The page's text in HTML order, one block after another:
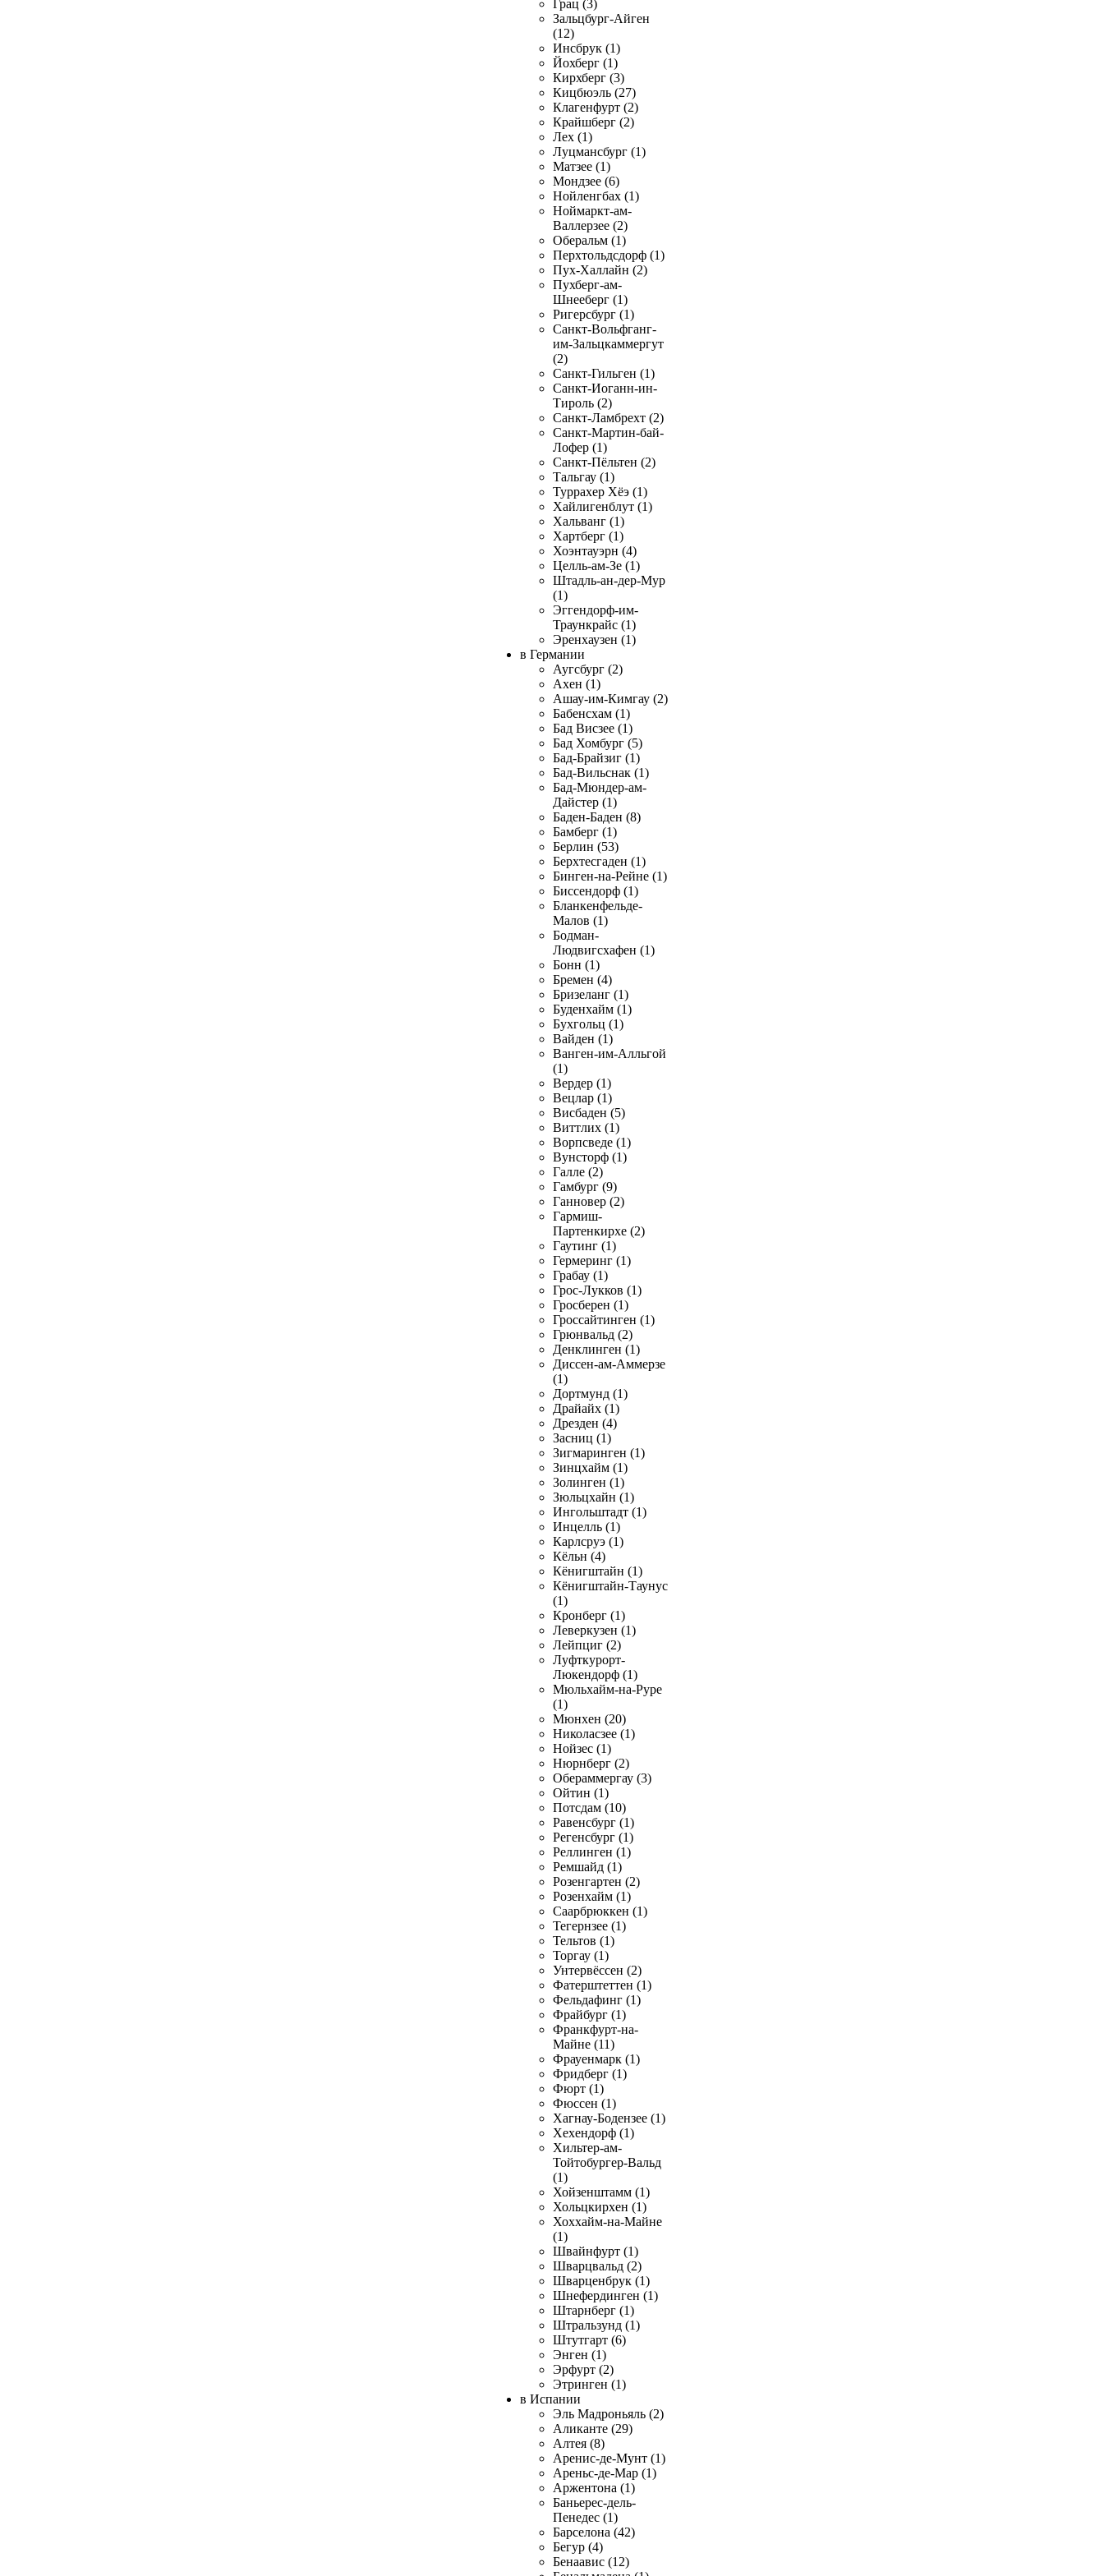
Грац (3)
Зальцбург-Айген
(12)
Инсбрук (1)
Йохберг (1)
Кирхберг (3)
Кицбюэль (27)
Клагенфурт (2)
Крайшберг (2)
Лех (1)
Луцмансбург (1)
Матзее (1)
Мондзее (6)
Нойленгбах (1)
Ноймаркт-ам-
Валлерзее (2)
Оберальм (1)
Перхтольдсдорф (1)
Пух-Халлайн (2)
Пухберг-ам-
Шнееберг (1)
Ригерсбург (1)
Санкт-Вольфганг-
им-Зальцкаммергут
(2)
Санкт-Гильген (1)
Санкт-Иоганн-ин-
Тироль (2)
Санкт-Ламбрехт (2)
Санкт-Мартин-бай-
Лофер (1)
Санкт-Пёльтен (2)
Тальгау (1)
Туррахер Хёэ (1)
Хайлигенблут (1)
Хальванг (1)
Хартберг (1)
Хоэнтауэрн (4)
Целль-ам-Зе (1)
Штадль-ан-дер-Мур
(1)
Эггендорф-им-
Траункрайс (1)
Эренхаузен (1)
в Германии
Аугсбург (2)
Ахен (1)
Ашау-им-Кимгау (2)
Бабенсхам (1)
Бад Висзее (1)
Бад Хомбург (5)
Бад-Брайзиг (1)
Бад-Вильснак (1)
Бад-Мюндер-ам-
Дайстер (1)
Баден-Баден (8)
Бамберг (1)
Берлин (53)
Берхтесгаден (1)
Бинген-на-Рейне (1)
Биссендорф (1)
Бланкенфельде-
Малов (1)
Бодман-
Людвигсхафен (1)
Бонн (1)
Бремен (4)
Бризеланг (1)
Буденхайм (1)
Бухгольц (1)
Вайден (1)
Ванген-им-Алльгой
(1)
Вердер (1)
Вецлар (1)
Висбаден (5)
Виттлих (1)
Ворпсведе (1)
Вунсторф (1)
Галле (2)
Гамбург (9)
Ганновер (2)
Гармиш-
Партенкирхе (2)
Гаутинг (1)
Гермеринг (1)
Грабау (1)
Грос-Лукков (1)
Гросберен (1)
Гроссайтинген (1)
Грюнвальд (2)
Денклинген (1)
Диссен-ам-Аммерзе
(1)
Дортмунд (1)
Драйайх (1)
Дрезден (4)
Засниц (1)
Зигмаринген (1)
Зинцхайм (1)
Золинген (1)
Зюльцхайн (1)
Ингольштадт (1)
Инцелль (1)
Карлсруэ (1)
Кёльн (4)
Кёнигштайн (1)
Кёнигштайн-Таунус
(1)
Кронберг (1)
Леверкузен (1)
Лейпциг (2)
Луфткурорт-
Люкендорф (1)
Мюльхайм-на-Руре
(1)
Мюнхен (20)
Николасзее (1)
Нойзес (1)
Нюрнберг (2)
Обераммергау (3)
Ойтин (1)
Потсдам (10)
Равенсбург (1)
Регенсбург (1)
Реллинген (1)
Ремшайд (1)
Розенгартен (2)
Розенхайм (1)
Саарбрюккен (1)
Тегернзее (1)
Тельтов (1)
Торгау (1)
Унтервёссен (2)
Фатерштеттен (1)
Фельдафинг (1)
Фрайбург (1)
Франкфурт-на-
Майне (11)
Фрауенмарк (1)
Фридберг (1)
Фюрт (1)
Фюссен (1)
Хагнау-Бодензее (1)
Хехендорф (1)
Хильтер-ам-
Тойтобургер-Вальд
(1)
Хойзенштамм (1)
Хольцкирхен (1)
Хоххайм-на-Майне
(1)
Швайнфурт (1)
Шварцвальд (2)
Шварценбрук (1)
Шнефердинген (1)
Штарнберг (1)
Штральзунд (1)
Штутгарт (6)
Энген (1)
Эрфурт (2)
Этринген (1)
в Испании
Эль Мадроньяль (2)
Аликанте (29)
Алтея (8)
Аренис-де-Мунт (1)
Ареньс-де-Мар (1)
Аржентона (1)
Баньерес-дель-
Пенедес (1)
Барселона (42)
Бегур (4)
Бенаавис (12)